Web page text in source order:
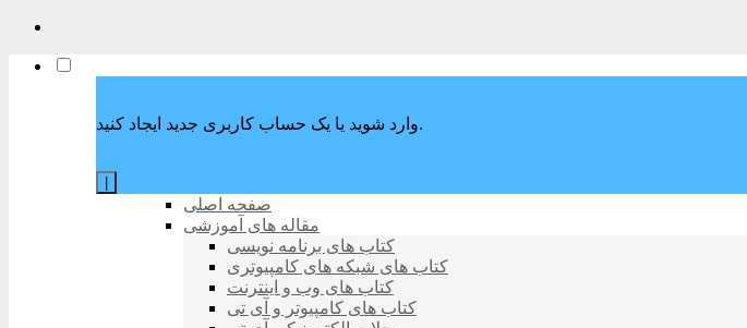
وارد شوید یا یک حساب کاربری جدید ایجاد کنید.
صفحه اصلی
مقاله های آموزشی
کتاب های برنامه نویسی
کتاب های شبکه های کامپیوتری
کتاب های وب و اینترنت
کتاب های کامپیوتر و آی تی